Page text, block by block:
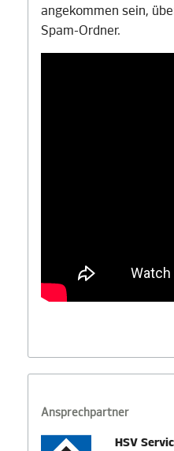
angekommen sein,
Spam-Ordner.
Ansprechpartner
HSV